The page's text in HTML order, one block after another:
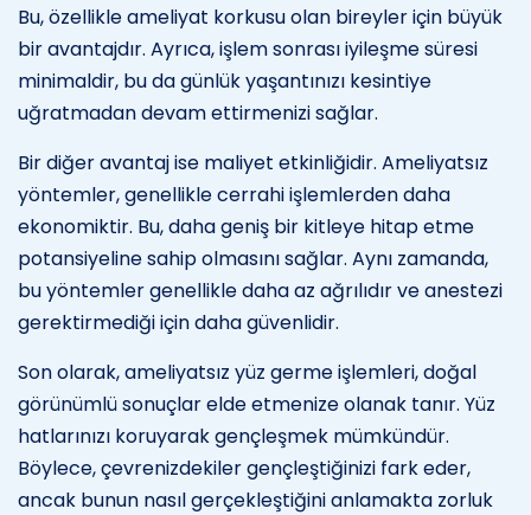
Bu, özellikle ameliyat korkusu olan bireyler için büyük
bir avantajdır. Ayrıca, işlem sonrası iyileşme süresi
minimaldir, bu da günlük yaşantınızı kesintiye
uğratmadan devam ettirmenizi sağlar.
Bir diğer avantaj ise maliyet etkinliğidir. Ameliyatsız
yöntemler, genellikle cerrahi işlemlerden daha
ekonomiktir. Bu, daha geniş bir kitleye hitap etme
potansiyeline sahip olmasını sağlar. Aynı zamanda,
bu yöntemler genellikle daha az ağrılıdır ve anestezi
gerektirmediği için daha güvenlidir.
Son olarak, ameliyatsız yüz germe işlemleri, doğal
görünümlü sonuçlar elde etmenize olanak tanır. Yüz
hatlarınızı koruyarak gençleşmek mümkündür.
Böylece, çevrenizdekiler gençleştiğinizi fark eder,
ancak bunun nasıl gerçekleştiğini anlamakta zorluk